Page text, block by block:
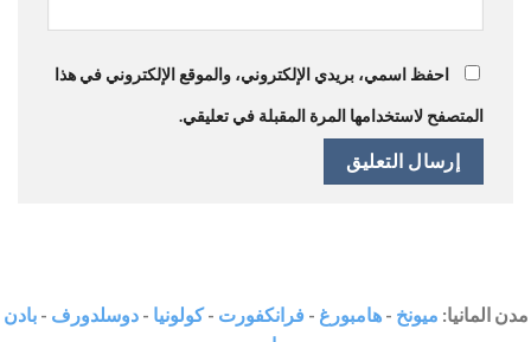
احفظ اسمي، بريدي الإلكتروني، والموقع الإلكتروني في هذا
المتصفح لاستخدامها المرة المقبلة في تعليقي.
مدن المانيا: ميونخ -هامبورغ - فرانكفورت -كولونيا -دوسلدورف -بادن